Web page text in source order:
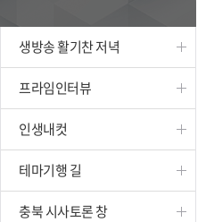
보은
옥천
생방송 활기찬 저녁
프라임인터뷰
인생내컷
테마기행 길
충북 시사토론 창